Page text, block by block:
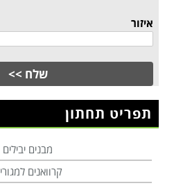
איזור
תפריט תחתון
מבנים יבילים
קרוואנים